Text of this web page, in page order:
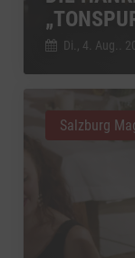
Di., 4. Aug..
Salzburg